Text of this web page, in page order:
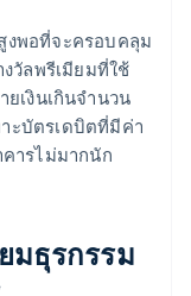
งพอที่จะครอบคลุม
วัลพรีเมียมที่ใช้
เงินเกินจำนวน
ะบัตรเดบิตที่มีค่า
ารไม่มากนัก
มธุรกรรม